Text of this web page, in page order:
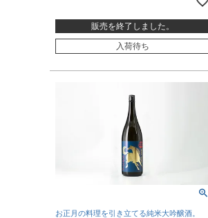
販売を終了しました。
入荷待ち
お正月の料理を引き立てる純米大吟醸酒。